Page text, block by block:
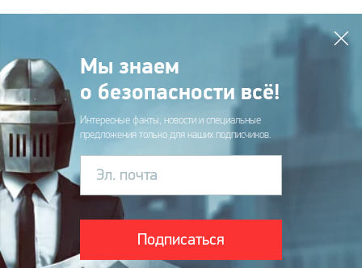
Мы знаем
о безопасности всё!
Интересные факты, новости и специальные
предложения только для наших подписчиков.
Эл. почта
Подписаться